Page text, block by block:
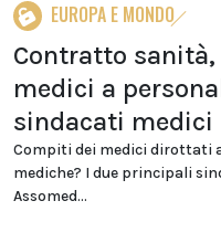
EUROPA E MONDO
Contratto
medici a
sindacati medici
Compiti dei medici dirottati
mediche? I due principali
Assomed...